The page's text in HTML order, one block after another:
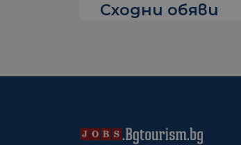
Сходни обяви